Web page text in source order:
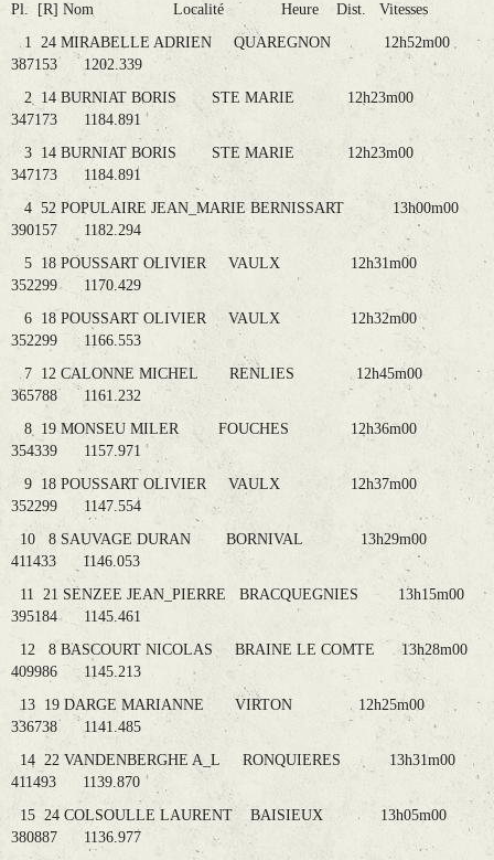
Pl. [R] Nom Localité Heure Dist. Vitesses
1 24 MIRABELLE ADRIEN QUAREGNON 12h52m00
387153 1202.339
2 14 BURNIAT BORIS STE MARIE 12h23m00
347173 1184.891
3 14 BURNIAT BORIS STE MARIE 12h23m00
347173 1184.891
4 52 POPULAIRE JEAN_MARIE BERNISSART 13h00m00
390157 1182.294
5 18 POUSSART OLIVIER VAULX 12h31m00
352299 1170.429
6 18 POUSSART OLIVIER VAULX 12h32m00
352299 1166.553
7 12 CALONNE MICHEL RENLIES 12h45m00
365788 1161.232
8 19 MONSEU MILER FOUCHES 12h36m00
354339 1157.971
9 18 POUSSART OLIVIER VAULX 12h37m00
352299 1147.554
10 8 SAUVAGE DURAN BORNIVAL 13h29m00
411433 1146.053
11 21 SENZEE JEAN_PIERRE BRACQUEGNIES 13h15m00
395184 1145.461
12 8 BASCOURT NICOLAS BRAINE LE COMTE 13h28m00
409986 1145.213
13 19 DARGE MARIANNE VIRTON 12h25m00
336738 1141.485
14 22 VANDENBERGHE A_L RONQUIERES 13h31m00
411493 1139.870
15 24 COLSOULLE LAURENT BAISIEUX 13h05m00
380887 1136.977